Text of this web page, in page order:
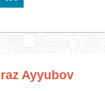
Ayyubov